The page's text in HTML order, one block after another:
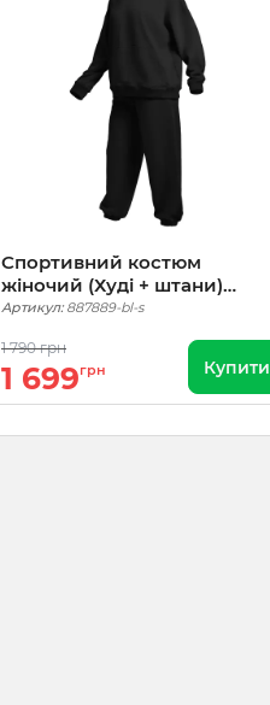
Спортивний костюм
жіночий (Худі + штани)
Чорний
Артикул:887889-bl-s
1 790 грн
1 699грн Купити